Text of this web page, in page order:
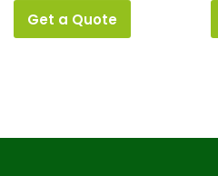
Get a Quote